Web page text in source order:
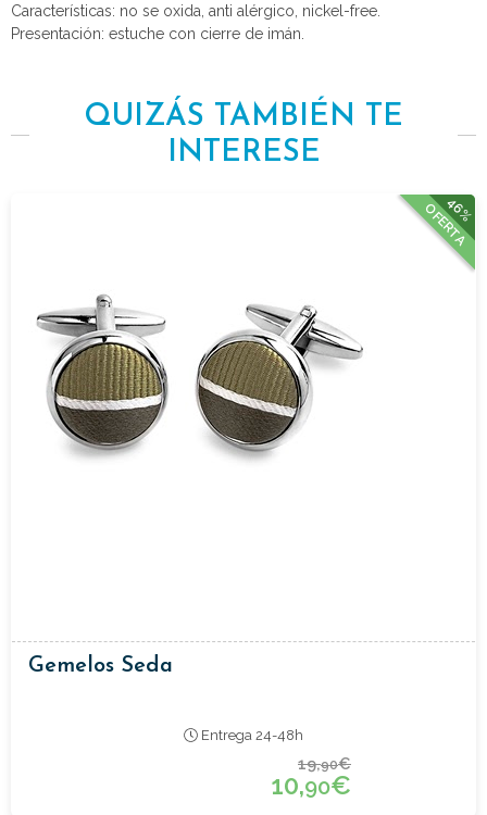
Características: no se oxida, anti alérgico, nickel-free.
Presentación: estuche con cierre de imán.
QUIZÁS TAMBIÉN TE
INTERESE
46%
OFERTA
Gemelos Seda
Entrega 24-48h
19,90€
10,90€